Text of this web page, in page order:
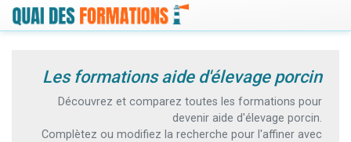
Les formations aide d'élevage porcin
Découvrez et comparez toutes les formations pour
devenir aide d'élevage porcin.
Complètez ou modifiez la recherche pour l'affiner avec